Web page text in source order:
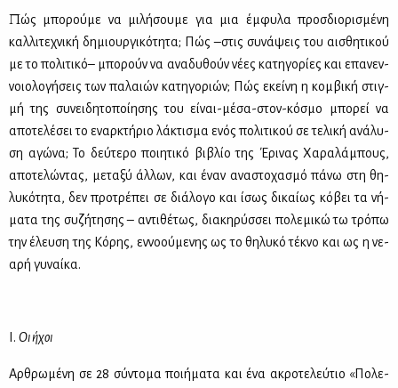
Πώς μπο­ρού­με να μι­λή­σου­με για μια έμ­φυ­λα προσ­διο­ρι­σμέ­νη
καλ­λι­τε­χνι­κή δη­μιουρ­γι­κό­τη­τα; Πώς –στις συ­νά­ψεις του αι­σθη­τι­κού
με το πο­λι­τι­κό– μπο­ρούν να ανα­δυ­θούν νέ­ες κα­τη­γο­ρί­ες και επα­νεν­
νοιο­λο­γή­σεις των πα­λαιών κα­τη­γο­ριών; Πώς εκεί­νη η κομ­βι­κή στιγ­
μή της συ­νει­δη­το­ποί­η­σης του εί­ναι-μέ­σα-στον-κό­σμο μπο­ρεί να
απο­τε­λέ­σει το εναρ­κτή­ριο λά­κτι­σμα ενός πο­λι­τι­κού σε τε­λι­κή ανά­λυ­
ση αγώ­να; Το δεύ­τε­ρο ποι­η­τι­κό βι­βλίο της Έρι­νας Χα­ρα­λά­μπους,
απο­τε­λώ­ντας, με­τα­ξύ άλ­λων, και έναν ανα­στο­χα­σμό πά­νω στη θη­
λυ­κό­τη­τα, δεν προ­τρέ­πει σε διά­λο­γο και ίσως δι­καί­ως κό­βει τα νή­
μα­τα της συ­ζή­τη­σης – αντι­θέ­τως, δια­κη­ρύσ­σει πο­λε­μι­κώ τω τρό­πω
την έλευ­ση της Κό­ρης, εν­νο­ού­με­νης ως το θη­λυ­κό τέ­κνο και ως η νε­
α­ρή γυ­ναί­κα.
Ι. Οι ήχοι
Αρ­θρω­μέ­νη σε 28 σύ­ντο­μα ποι­ή­μα­τα και ένα ακρο­τε­λεύ­τιο «Πο­λε­